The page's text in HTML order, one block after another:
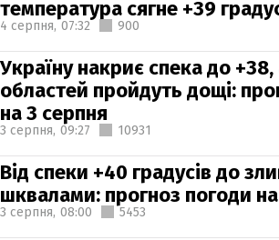
температура сягне +39
4 серпня, 07:32 900
Україну накриє спека до +38,
областей пройдуть дощі:
на 3 серпня
3 серпня, 09:27 10931
Від спеки +40 градусів до
шквалами: прогноз погоди
3 серпня, 08:00 5453